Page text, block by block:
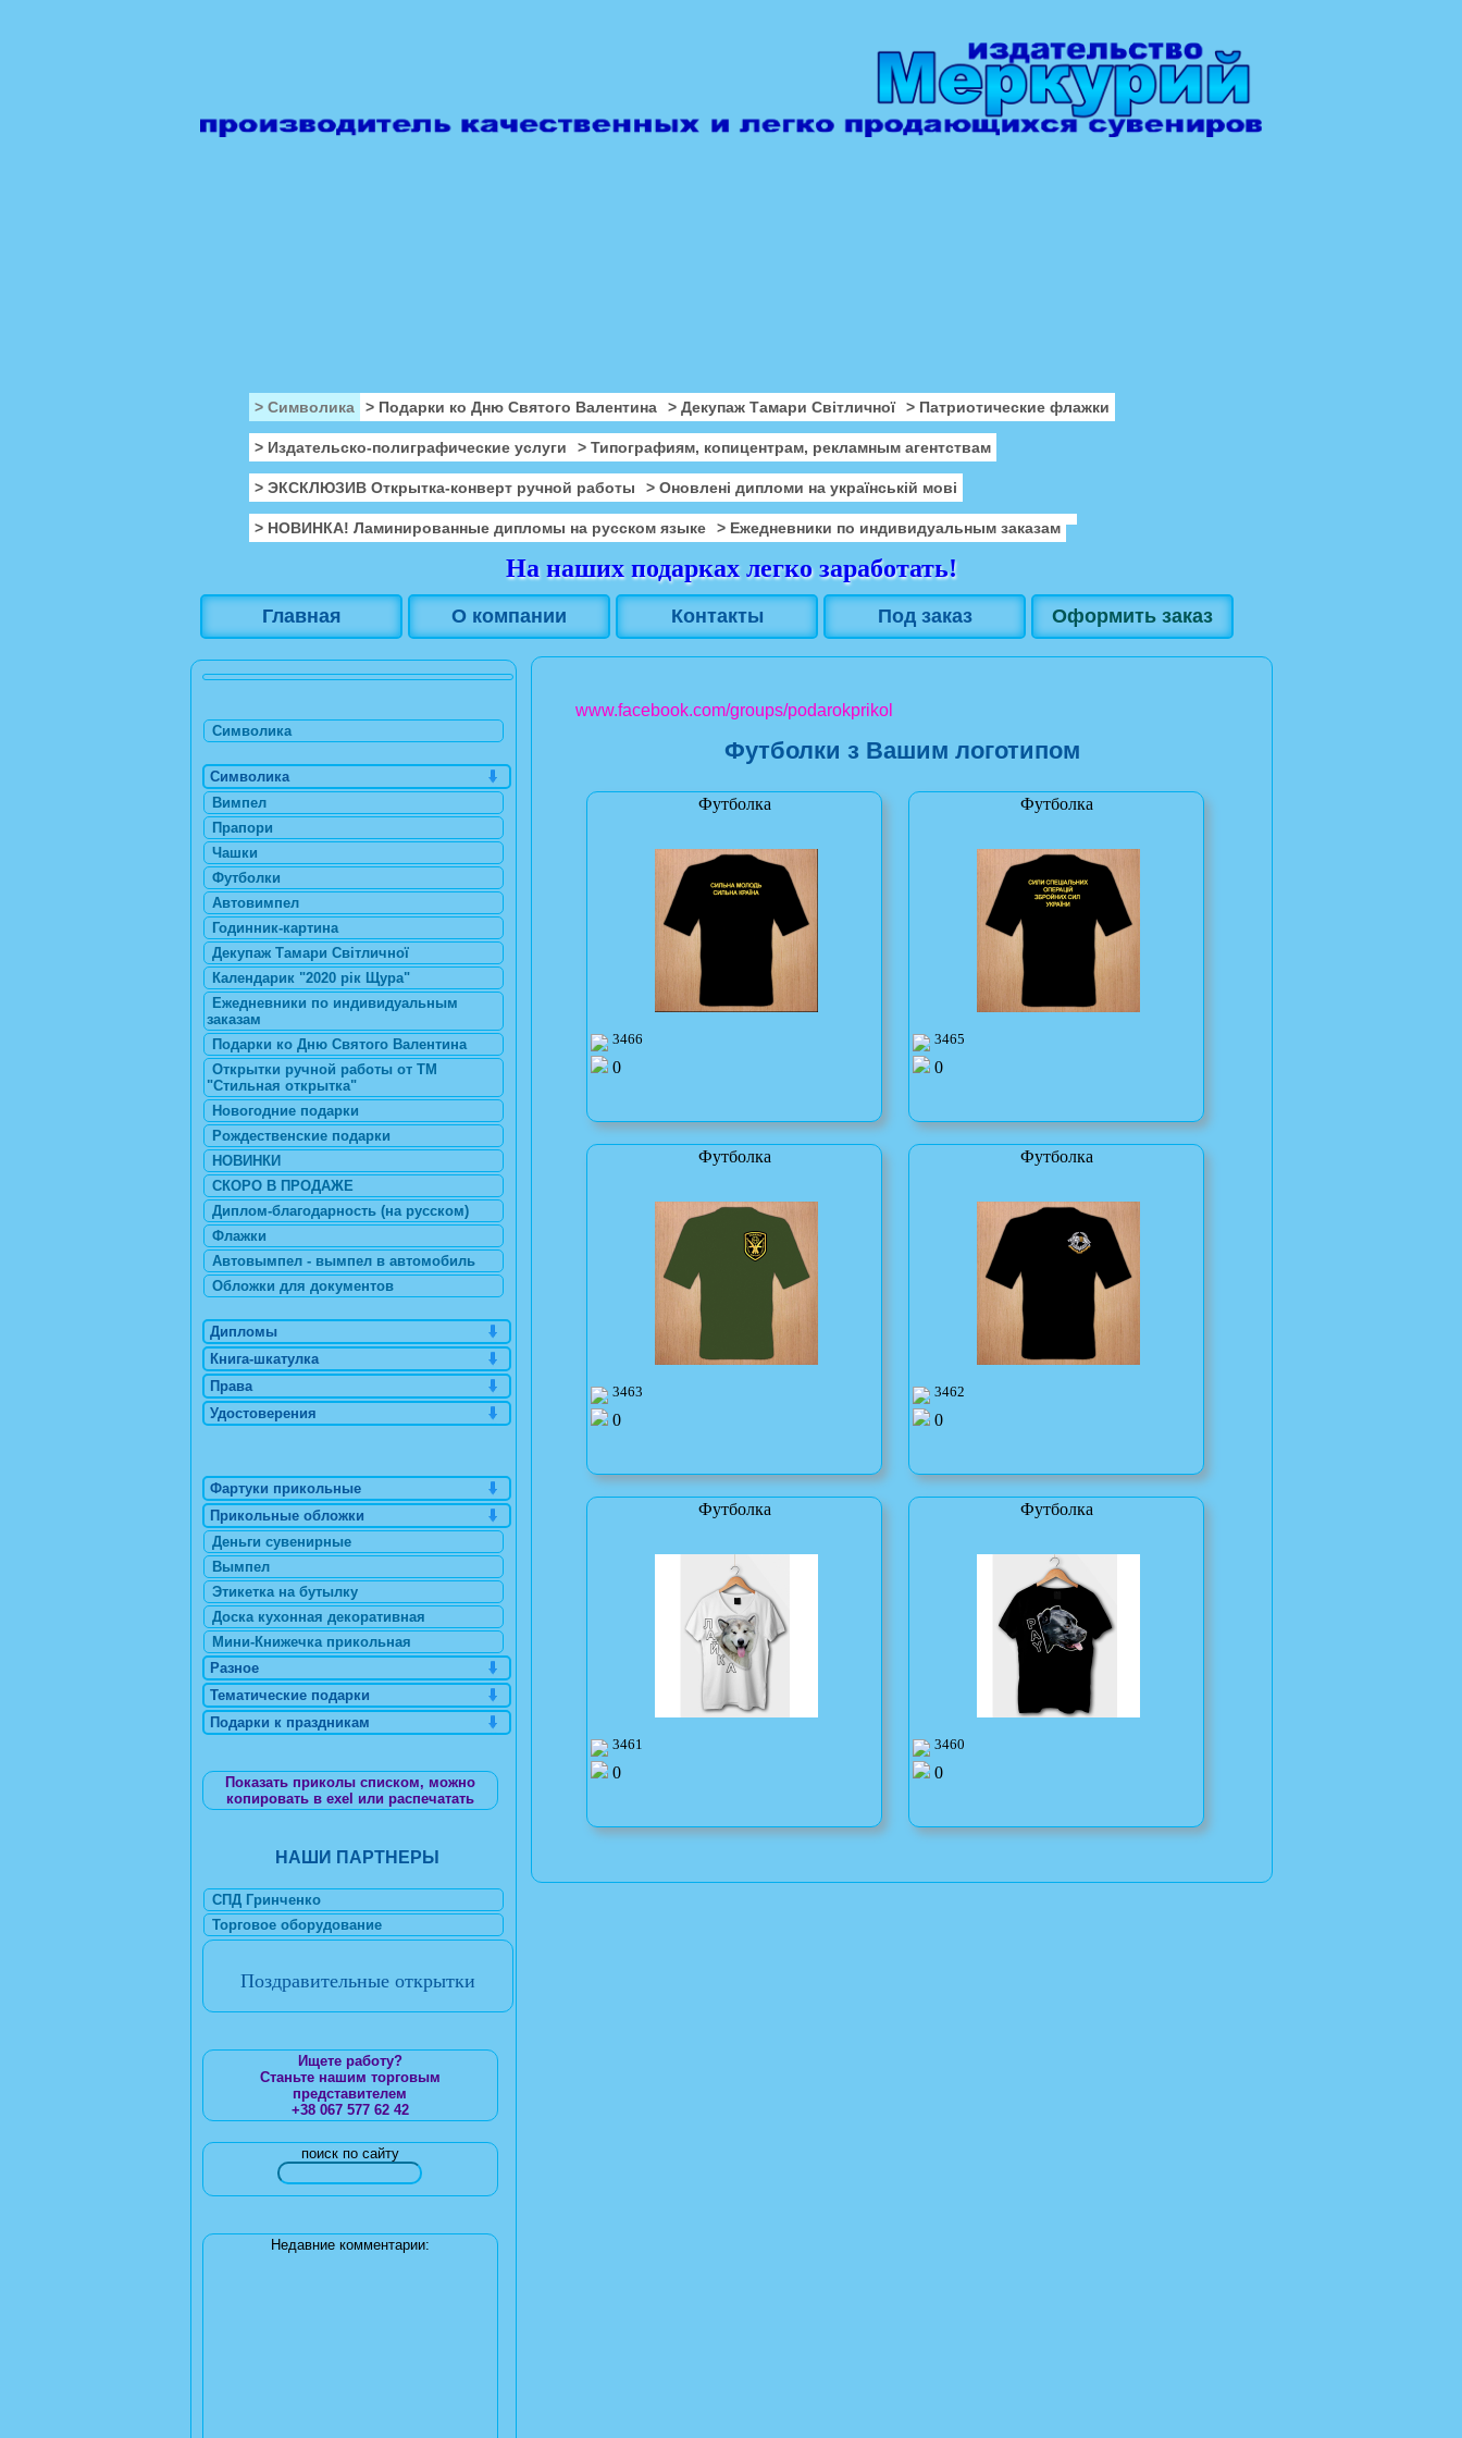
> Символика > Подарки ко Дню Святого Валентина > Декупаж Тамари Світличної > Патриотические флажки
> Издательско-полиграфические услуги > Типографиям, копицентрам, рекламным агентствам
> ЭКСКЛЮЗИВ Открытка-конверт ручной работы > Оновлені дипломи на українській мові
> НОВИНКА! Ламинированные дипломы на русском языке > Ежедневники по индивидуальным заказам
На наших подарках легко заработать!
Главная О компании Контакты Под заказ Оформить заказ
www.facebook.com/groups/podarokprikol
Футболки з Вашим логотипом
Футболка
3466
0
Футболка
3465
0
Футболка
3463
0
Футболка
3462
0
Футболка
3461
0
Футболка
3460
0
Символика
Символика
Вимпел
Прапори
Чашки
Футболки
Автовимпел
Годинник-картина
Декупаж Тамари Світличної
Календарик "2020 рік Щура"
Ежедневники по индивидуальным
заказам
Подарки ко Дню Святого Валентина
Открытки ручной работы от ТМ
"Стильная открытка"
Новогодние подарки
Рождественские подарки
НОВИНКИ
СКОРО В ПРОДАЖЕ
Диплом-благодарность (на русском)
Флажки
Автовымпел - вымпел в автомобиль
Обложки для документов
Дипломы
Книга-шкатулка
Права
Удостоверения
Фартуки прикольные
Прикольные обложки
Деньги сувенирные
Вымпел
Этикетка на бутылку
Доска кухонная декоративная
Мини-Книжечка прикольная
Разное
Тематические подарки
Подарки к праздникам
Показать приколы списком, можно
копировать в exel или распечатать
НАШИ ПАРТНЕРЫ
СПД Гринченко
Торговое оборудование
Поздравительные открытки
Ищете работу?
Станьте нашим торговым
представителем
+38 067 577 62 42
поиск по сайту
Недавние комментарии: